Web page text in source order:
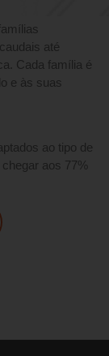
até
Cada família é
e às suas
ao tipo de
aos 77%